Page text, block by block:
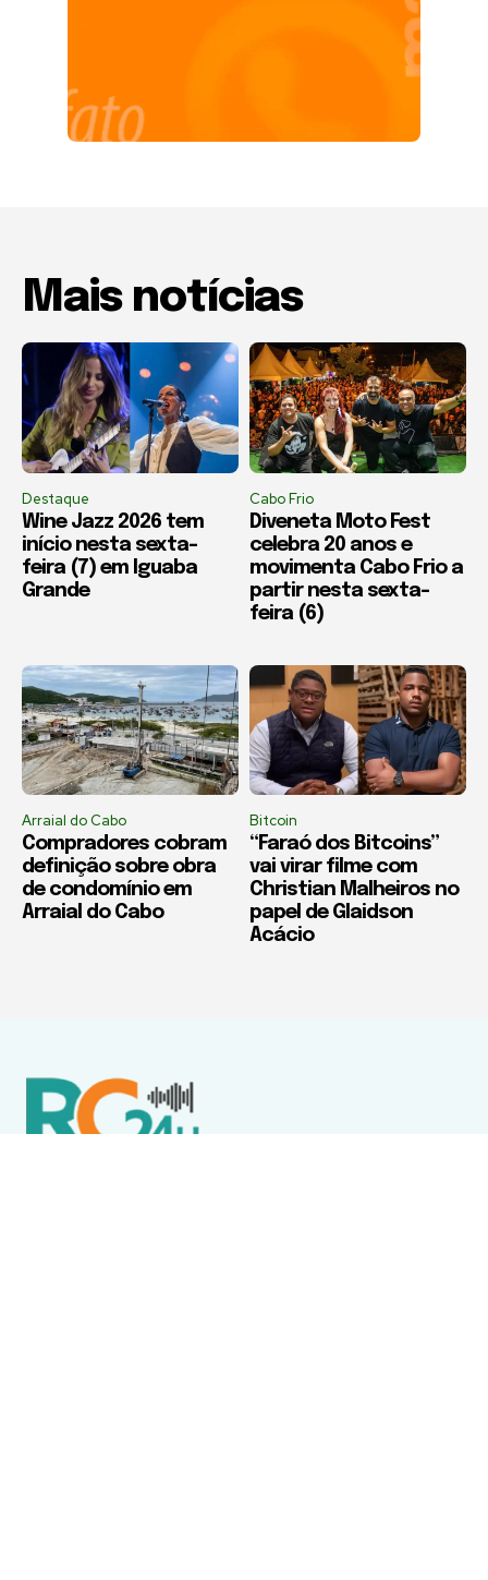
Mais notícias
Destaque
Wine Jazz 2026 tem
início nesta sexta-
feira (7) em Iguaba
Grande
Cabo Frio
Diveneta Moto Fest
celebra 20 anos e
movimenta Cabo Frio a
partir nesta sexta-
feira (6)
Arraial do Cabo
Compradores cobram
definição sobre obra
de condomínio em
Arraial do Cabo
Bitcoin
“Faraó dos Bitcoins”
vai virar filme com
Christian Malheiros no
papel de Glaidson
Acácio